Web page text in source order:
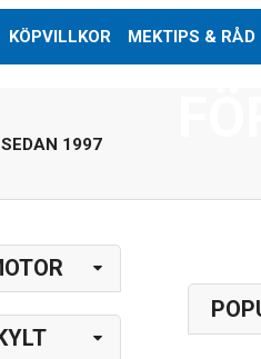
KÖPVILLKOR MEKTIPS & RÅD
1997